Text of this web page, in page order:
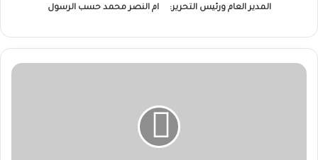
المدير العام ورئيس التحرير: ام النصر محمد حسب الرسول
مواجهة